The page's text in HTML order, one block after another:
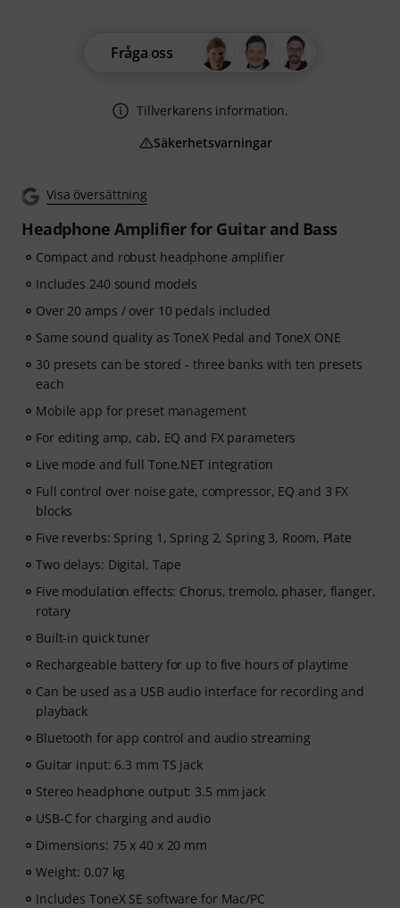
Visa översättning
Headphone Amplifier for Guitar and Bass
Compact and robust headphone amplifier
Includes 240 sound models
Over 20 amps / over 10 pedals included
Same sound quality as ToneX Pedal and ToneX ONE
30 presets can be stored - three banks with ten presets
each
Mobile app for preset management
For editing amp, cab, EQ and FX parameters
Live mode and full Tone.NET integration
Full control over noise gate, compressor, EQ and 3 FX
blocks
Five reverbs: Spring 1, Spring 2, Spring 3, Room, Plate
Two delays: Digital, Tape
Five modulation effects: Chorus, tremolo, phaser, flanger,
rotary
Built-in quick tuner
Rechargeable battery for up to five hours of playtime
Can be used as a USB audio interface for recording and
playback
Bluetooth for app control and audio streaming
Guitar input: 6.3 mm TS jack
Stereo headphone output: 3.5 mm jack
USB-C for charging and audio
Dimensions: 75 x 40 x 20 mm
Weight: 0.07 kg
Includes ToneX SE software for Mac/PC
Fråga oss
Tillverkarens information.
Säkerhetsvarningar